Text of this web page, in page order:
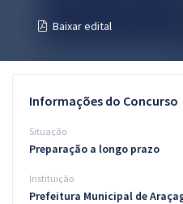
Questões grátis
Conteúdo gratuito
Aprovados
Baixar edital
Informações do Concurso
Situação
Preparação a longo prazo
Instituição
Prefeitura Municipal de